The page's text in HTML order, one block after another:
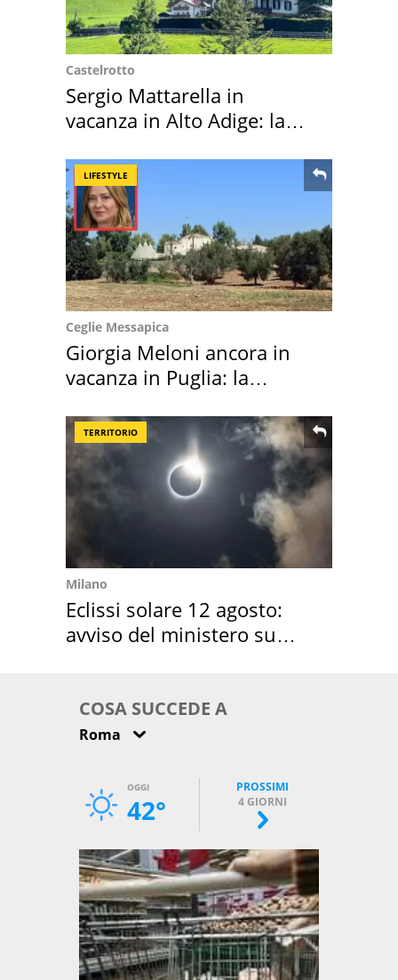
Castelrotto
Sergio Mattarella in
vacanza in Alto Adige: la
LIFESTYLE
Ceglie Messapica
Giorgia Meloni ancora in
vacanza in Puglia: la
TERRITORIO
Milano
Eclissi solare 12 agosto:
avviso del ministero su